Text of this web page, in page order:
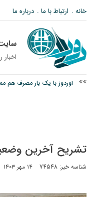
خانه ارتباط با ما درباره ما
اوردوز با یک بار مصرف هم
درخشش دانشجوی ولیعصر
تشریح آخرین
شناسه خبر: 74548 ۱۴ مهر ۱۴۰۳